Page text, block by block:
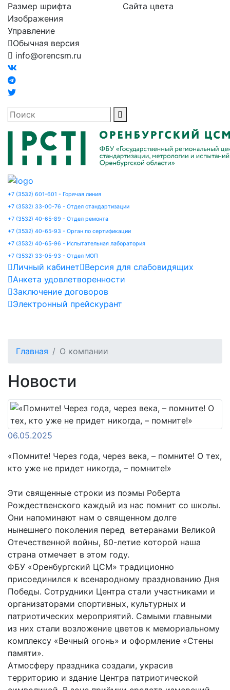
Размер шрифта
Сайта цвета
Изображения
Управление
Обычная версия
info@orencsm.ru
+7 (3532) 601-601 - Горячая линия
+7 (3532) 33-00-76 - Отдел стандартизации
+7 (3532) 40-65-89 - Отдел ремонта
+7 (3532) 40-65-93 - Орган по сертификации
+7 (3532) 40-65-96 - Испытательная лаборатория
+7 (3532) 33-05-93 - Отдел МОП
Личный кабинет Версия для слабовидящих
Анкета удовлетворенности
Заключение договоров
Электронный прейскурант
Главная О компании
Новости
06.05.2025
«Помните! Через года, через века, – помните! О тех,
кто уже не придет никогда, – помните!»
Эти священные строки из поэмы Роберта
Рождественского каждый из нас помнит со школы.
Они напоминают нам о священном долге
нынешнего поколения перед ветеранами Великой
Отечественной войны, 80-летие которой наша
страна отмечает в этом году.
ФБУ «Оренбургский ЦСМ» традиционно
присоединился к всенародному празднованию Дня
Победы. Сотрудники Центра стали участниками и
организаторами спортивных, культурных и
патриотических мероприятий. Самыми главными
из них стали возложение цветов к мемориальному
комплексу «Вечный огонь» и оформление «Стены
памяти».
Атмосферу праздника создали, украсив
территорию и здание Центра патриотической